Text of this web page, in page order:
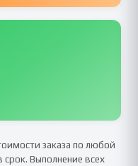
заказа по любой
срок. Выполнение всех